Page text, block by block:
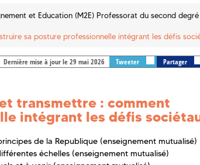
et Education (M2E) Professorat du second degré
sa posture professionnelle intégrant les défis
Dernière mise à jour le 29 mai 2026 Tweeter Partager
transmettre : comment
intégrant les défis
de la Republique (enseignement mutualisé)
échelles (enseignement mutualisé)